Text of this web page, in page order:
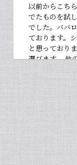
以前からこち
でたものを試
でした。ババ
ております。
と思っており
選びます。 他